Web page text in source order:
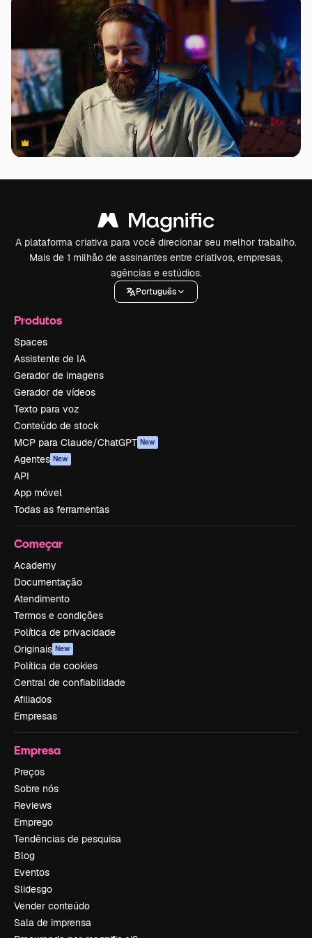
Premium
Premium
A plataforma criativa para você direcionar seu melhor trabalho.
Mais de 1 milhão de assinantes entre criativos, empresas,
agências e estúdios.
Português
Produtos
Spaces
Assistente de IA
Gerador de imagens
Gerador de vídeos
Texto para voz
Conteúdo de stock
MCP para Claude/ChatGPT New
Agentes New
API
App móvel
Todas as ferramentas
Começar
Academy
Documentação
Atendimento
Termos e condições
Política de privacidade
Originais New
Política de cookies
Central de confiabilidade
Afiliados
Empresas
Empresa
Preços
Sobre nós
Reviews
Emprego
Tendências de pesquisa
Blog
Eventos
Slidesgo
Vender conteúdo
Sala de imprensa